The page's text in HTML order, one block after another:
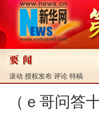
滚动 授权发布 评论 特稿
（ｅ哥问答